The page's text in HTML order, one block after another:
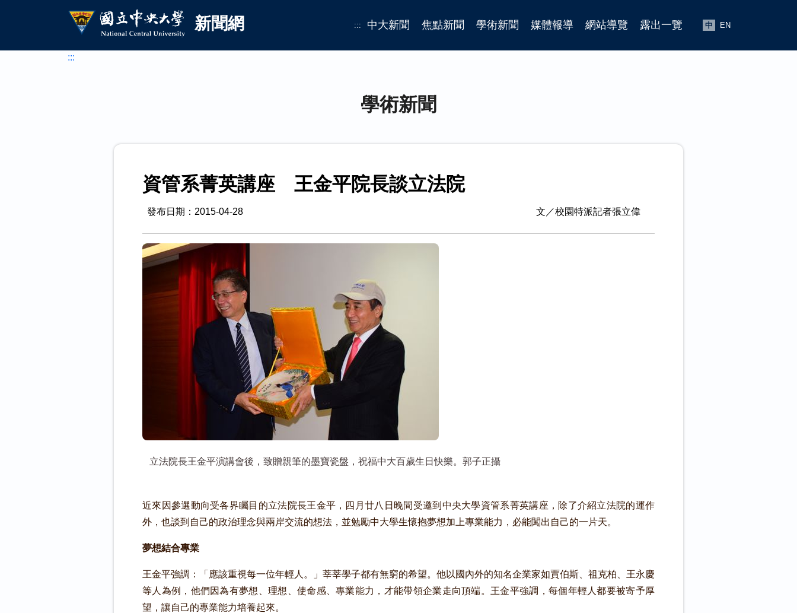
國立中央大學新聞網新聞網 ::: 中大新聞 焦點新聞 學術新聞 媒體報導 網站導覽 露出一覽 中 EN
:::
學術新聞
資管系菁英講座 王金平院長談立法院
發布日期：2015-04-28 文／校園特派記者張立偉
立法院長王金平演講會後，致贈親筆的墨寶瓷盤，祝福中大百歲生日快樂。郭子正攝
近來因參選動向受各界矚目的立法院長王金平，四月廿八日晚間受邀到中央大學資管系菁英講座，除了介紹立法院的運作
外，也談到自己的政治理念與兩岸交流的想法，並勉勵中大學生懷抱夢想加上專業能力，必能闖出自己的一片天。
夢想結合專業
王金平強調：「應該重視每一位年輕人。」莘莘學子都有無窮的希望。他以國內外的知名企業家如賈伯斯、祖克柏、王永慶
等人為例，他們因為有夢想、理想、使命感、專業能力，才能帶領企業走向頂端。王金平強調，每個年輕人都要被寄予厚
望，讓自己的專業能力培養起來。